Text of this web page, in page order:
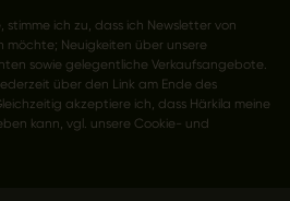
stimme ich zu, dass ich Newsletter von
Neuigkeiten über unsere
sowie gelegentliche Verkaufsangebote.
über den Link am Ende des
akzeptiere ich, dass Härkila meine
kann, vgl. unsere Cookie- und